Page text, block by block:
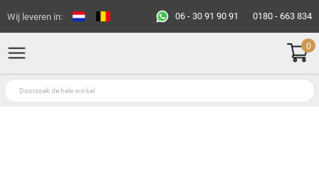
Wij leveren in: 06 - 30 91 90 91 0180 - 663 834
0